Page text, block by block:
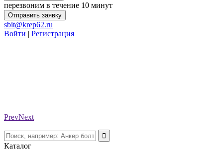
перезвоним в течение 10 минут
Отправить заявку
sbit@krep62.ru
Войти | Регистрация
PrevNext
Каталог